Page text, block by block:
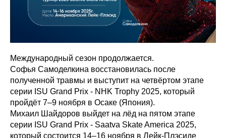
Международный сезон продолжается.
Софья Самоделкина восстановилась после
полученной травмы и выступит на четвёртом этапе
серии ISU Grand Prix - NHK Trophy 2025, который
пройдёт 7–9 ноября в Осаке (Япония).
Михаил Шайдоров выйдет на лёд на пятом этапе
серии ISU Grand Prix - Saatva Skate America 2025,
который состоится 14–16 ноября в Лейк-Плэсиде